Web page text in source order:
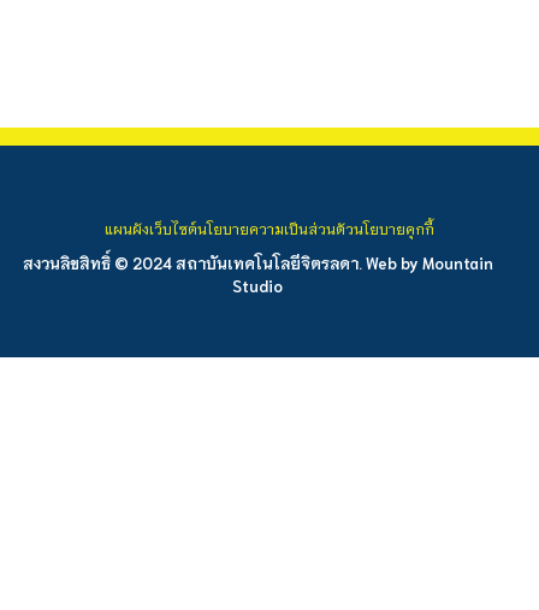
สงวนลิขสิทธิ์ © 2024 สถาบันเทคโนโลยีจิตรลดา. Web by Mountain
Studio
แผนผังเว็บไซต์นโยบายความเป็นส่วนตัวนโยบายคุกกี้